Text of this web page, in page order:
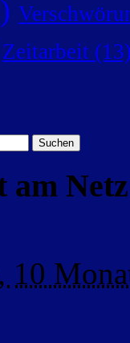
Zeitarbeit
10